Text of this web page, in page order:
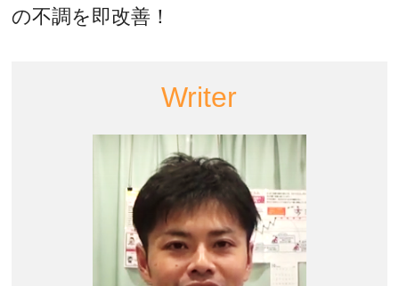
の不調を即改善！
Writer